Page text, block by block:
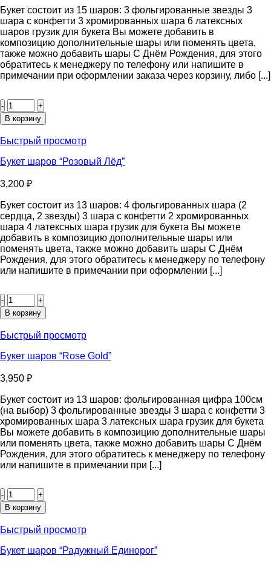
Букет состоит из 15 шаров: 3 фольгированные звезды 3
шара с конфетти 3 хромированных шара 6 латексных
шаров грузик для букета Вы можете добавить в
композицию дополнительные шары или поменять цвета,
также можно добавить шары С Днём Рождения, для этого
обратитесь к менеджеру по телефону или напишите в
примечании при оформлении заказа через корзину, либо [...]
товара
Букет
шаров
“Ночь”
В корзину
Быстрый просмотр
Букет шаров “Розовый Лёд”
3,200 ₽
Букет состоит из 13 шаров: 4 фольгированных шара (2
сердца, 2 звезды) 3 шара с конфетти 2 хромированных
шара 4 латексных шара грузик для букета Вы можете
добавить в композицию дополнительные шары или
поменять цвета, также можно добавить шары С Днём
Рождения, для этого обратитесь к менеджеру по телефону
или напишите в примечании при оформлении [...]
товара
Букет
“Розовый
В корзину
Быстрый просмотр
Букет шаров “Rose Gold”
3,950 ₽
Букет состоит из 13 шаров: фольгированная цифра 100см
(на выбор) 3 фольгированные звезды 3 шара с конфетти 3
хромированных шара 3 латексных шара грузик для букета
Вы можете добавить в композицию дополнительные шары
или поменять цвета, также можно добавить шары С Днём
Рождения, для этого обратитесь к менеджеру по телефону
или напишите в примечании при [...]
товара
Букет
“Rose
В корзину
Быстрый просмотр
Букет шаров “Радужный Единорог”